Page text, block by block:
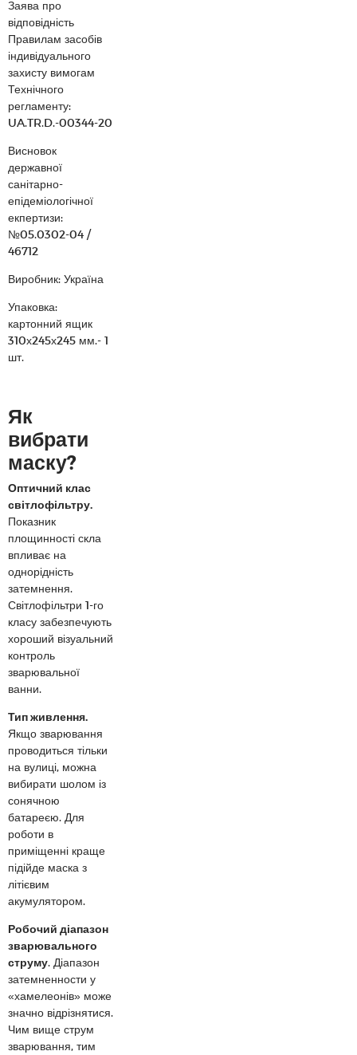
Заява про
відповідність
Правилам засобів
індивідуального
захисту вимогам
Технічного
регламенту:
UA.TR.D.-00344-20
Висновок
державної
санітарно-
епідеміологічної
екпертизи:
№05.0302-04 /
46712
Виробник: Україна
Упаковка:
картонний ящик
310х245х245 мм.- 1
шт.
Як
вибрати
маску?
Оптичний клас
світлофільтру.
Показник
площинності скла
впливає на
однорідність
затемнення.
Світлофільтри 1-го
класу забезпечують
хороший візуальний
контроль
зварювальної
ванни.
Тип живлення.
Якщо зварювання
проводиться тільки
на вулиці, можна
вибирати шолом із
сонячною
батареєю. Для
роботи в
приміщенні краще
підійде маска з
літієвим
акумулятором.
Робочий діапазон
зварювального
струму. Діапазон
затемненности у
«хамелеонів» може
значно відрізнятися.
Чим вище струм
зварювання, тим